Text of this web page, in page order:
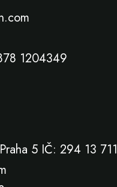
1204349
5 IČ: 294 13 711